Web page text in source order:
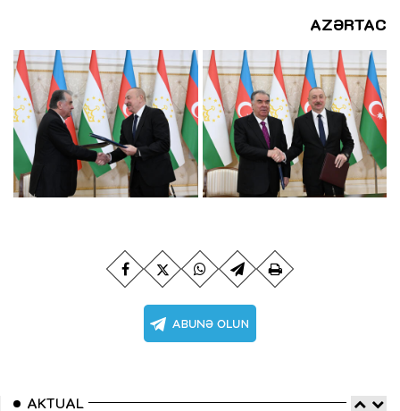
AZƏRTAC
AKTUAL